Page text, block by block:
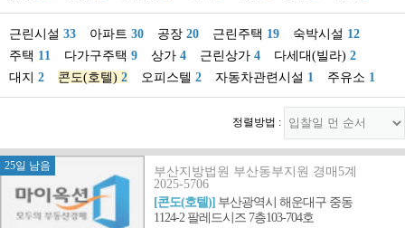
근린시설 33 아파트 30 공장 20 근린주택 19 숙박시설 12
주택 11 다가구주택 9 상가 4 근린상가 4 다세대(빌라) 2
대지 2 콘도(호텔) 2 오피스텔 2 자동차관련시설 1 주유소 1
정렬방법 :
25일 남음
부산지방법원 부산동부지원 경매5계
2025-5706
[콘도(호텔)] 부산광역시 해운대구 중동
1124-2 팔레드시즈 7층103-704호